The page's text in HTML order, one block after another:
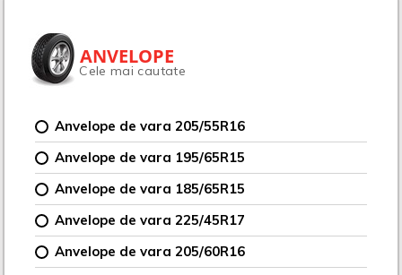
ANVELOPE
Cele mai cautate
Anvelope de vara 205/55R16
Anvelope de vara 195/65R15
Anvelope de vara 185/65R15
Anvelope de vara 225/45R17
Anvelope de vara 205/60R16